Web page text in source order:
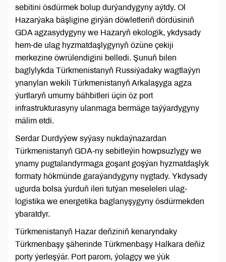
sebitini ösdürmek bolup durýandygyny aýtdy. Ol
Hazarýaka bäşligine girýän döwletleriň dördüsiniň
GDA agzasydygyny we Hazaryň ekologik, ykdysady
hem-de ulag hyzmatdaşlygynyň özüne çekiji
merkezine öwrülendigini belledi. Şunuň bilen
baglylykda Türkmenistanyň Russiýadaky wagtlaýyn
ynanylan wekili Türkmenistanyň Arkalaşyga agza
ýurtlaryň umumy bähbitleri üçin öz port
infrastrukturasyny ulanmaga bermäge taýýardygyny
mälim etdi.
Serdar Durdyýew syýasy nukdaýnazardan
Türkmenistanyň GDA-ny sebitleýin howpsuzlygy we
ynamy pugtalandyrmaga goşant goşýan hyzmatdaşlyk
formaty hökmünde garaýandygyny nygtady. Ykdysady
ugurda bolsa ýurduň ileri tutýan meseleleri ulag-
logistika we energetika baglanyşygyny ösdürmekden
ybaratdyr.
Türkmenistanyň Hazar deňziniň kenaryndaky
Türkmenbaşy şäherinde Türkmenbaşy Halkara deňiz
porty ýerleşýär. Port parom, ýolagçy we ýük